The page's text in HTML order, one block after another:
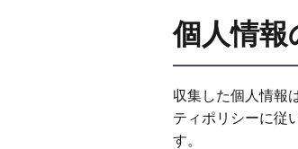
個人情報
収集した個人情報
ティポリシーに従
す。